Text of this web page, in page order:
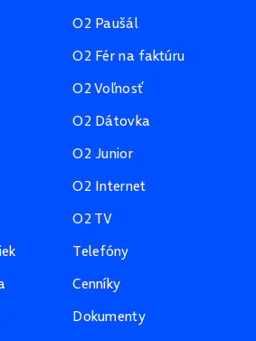
O2 Paušál
O2 Fér na faktúru
O2 Voľnosť
O2 Dátovka
O2 Junior
O2 Internet
O2 TV
Telefóny
Cenníky
Dokumenty